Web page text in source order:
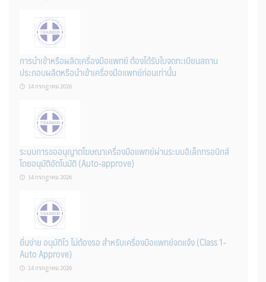
การนำเข้าหรือผลิตเครื่องมือแพทย์ ต้องได้รับใบจดทะเบียนสถาน
ประกอบผลิตหรือนำเข้าเครื่องมือแพทย์ก่อนเท่านั้น
14 กรกฎาคม 2026
ระบบการขออนุญาตโฆษณาเครื่องมือแพทย์ผ่านระบบอิเล็กทรอนิกส์
โดยอนุมัติอัตโนมัติ (Auto-approve)
14 กรกฎาคม 2026
ยื่นง่าย อนุมัติไว ไม่ต้องรอ สำหรับเครื่องมือแพทย์จดแจ้ง (Class 1-
Auto Approve)
14 กรกฎาคม 2026